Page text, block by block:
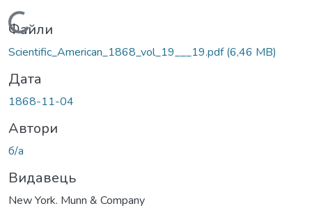
Вантажиться...
Файли
Scientific_American_1868_vol_19___19.pdf(6,46 MB)
Дата
1868-11-04
Автори
б/а
Видавець
New York. Munn & Company